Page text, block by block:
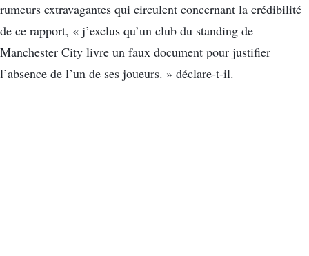
rumeurs extravagantes qui circulent concernant la crédibilité
de ce rapport, « j’exclus qu’un club du standing de
Manchester City livre un faux document pour justifier
l’absence de l’un de ses joueurs. » déclare-t-il.